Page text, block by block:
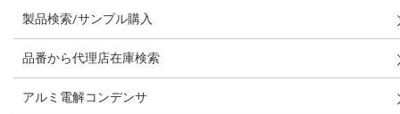
製品検索/サンプル購入
品番から代理店在庫検索
アルミ電解コンデンサ